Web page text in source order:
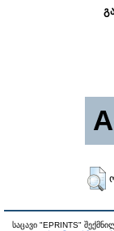
საცავი "EPRINTS"